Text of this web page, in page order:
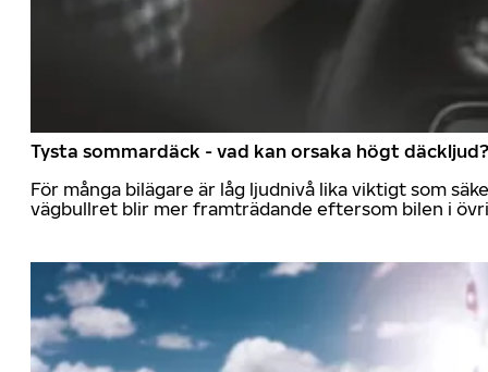
Tysta sommardäck - vad kan orsaka högt däckljud?
För många bilägare är låg ljudnivå lika viktigt som
vägbullret blir mer framträdande eftersom bilen i